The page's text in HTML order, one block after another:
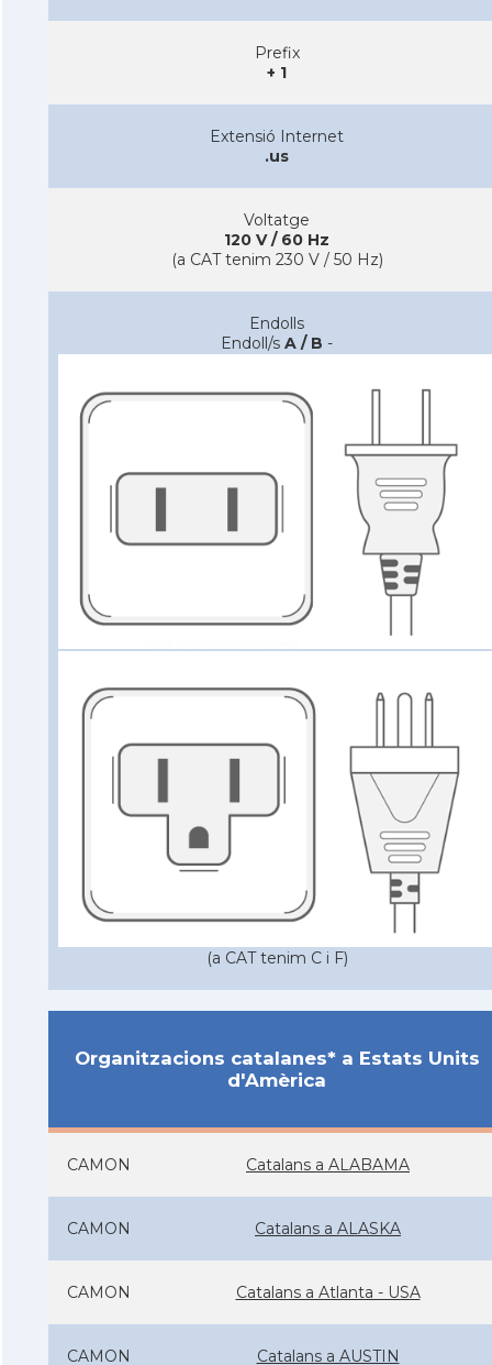
Prefix
+ 1
Extensió Internet
.us
Voltatge
120 V / 60 Hz
(a CAT tenim 230 V / 50 Hz)
Endolls
Endoll/s A / B -
(a CAT tenim C i F)
Organitzacions catalanes* a Estats Units
d'Amèrica
CAMON Catalans a ALABAMA
CAMON Catalans a ALASKA
CAMON Catalans a Atlanta - USA
CAMON Catalans a AUSTIN